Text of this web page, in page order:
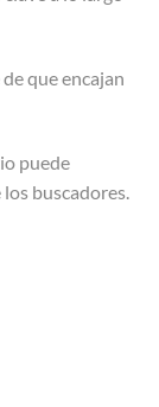
que encajan
puede
buscadores.